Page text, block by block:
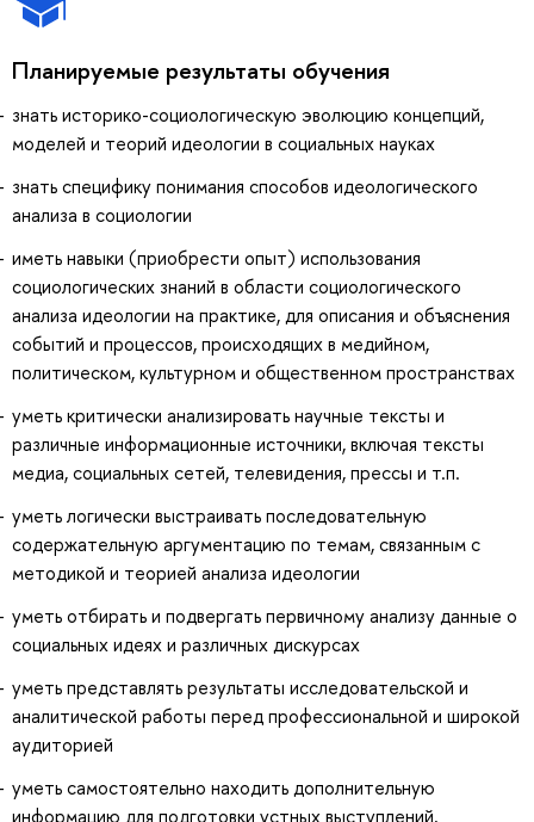
Планируемые результаты обучения
знать историко-социологическую эволюцию концепций,
моделей и теорий идеологии в социальных науках
знать специфику понимания способов идеологического
анализа в социологии
иметь навыки (приобрести опыт) использования
социологических знаний в области социологического
анализа идеологии на практике, для описания и объяснения
событий и процессов, происходящих в медийном,
политическом, культурном и общественном пространствах
уметь критически анализировать научные тексты и
различные информационные источники, включая тексты
медиа, социальных сетей, телевидения, прессы и т.п.
уметь логически выстраивать последовательную
содержательную аргументацию по темам, связанным с
методикой и теорией анализа идеологии
уметь отбирать и подвергать первичному анализу данные о
социальных идеях и различных дискурсах
уметь представлять результаты исследовательской и
аналитической работы перед профессиональной и широкой
аудиторией
уметь самостоятельно находить дополнительную
информацию для подготовки устных выступлений,